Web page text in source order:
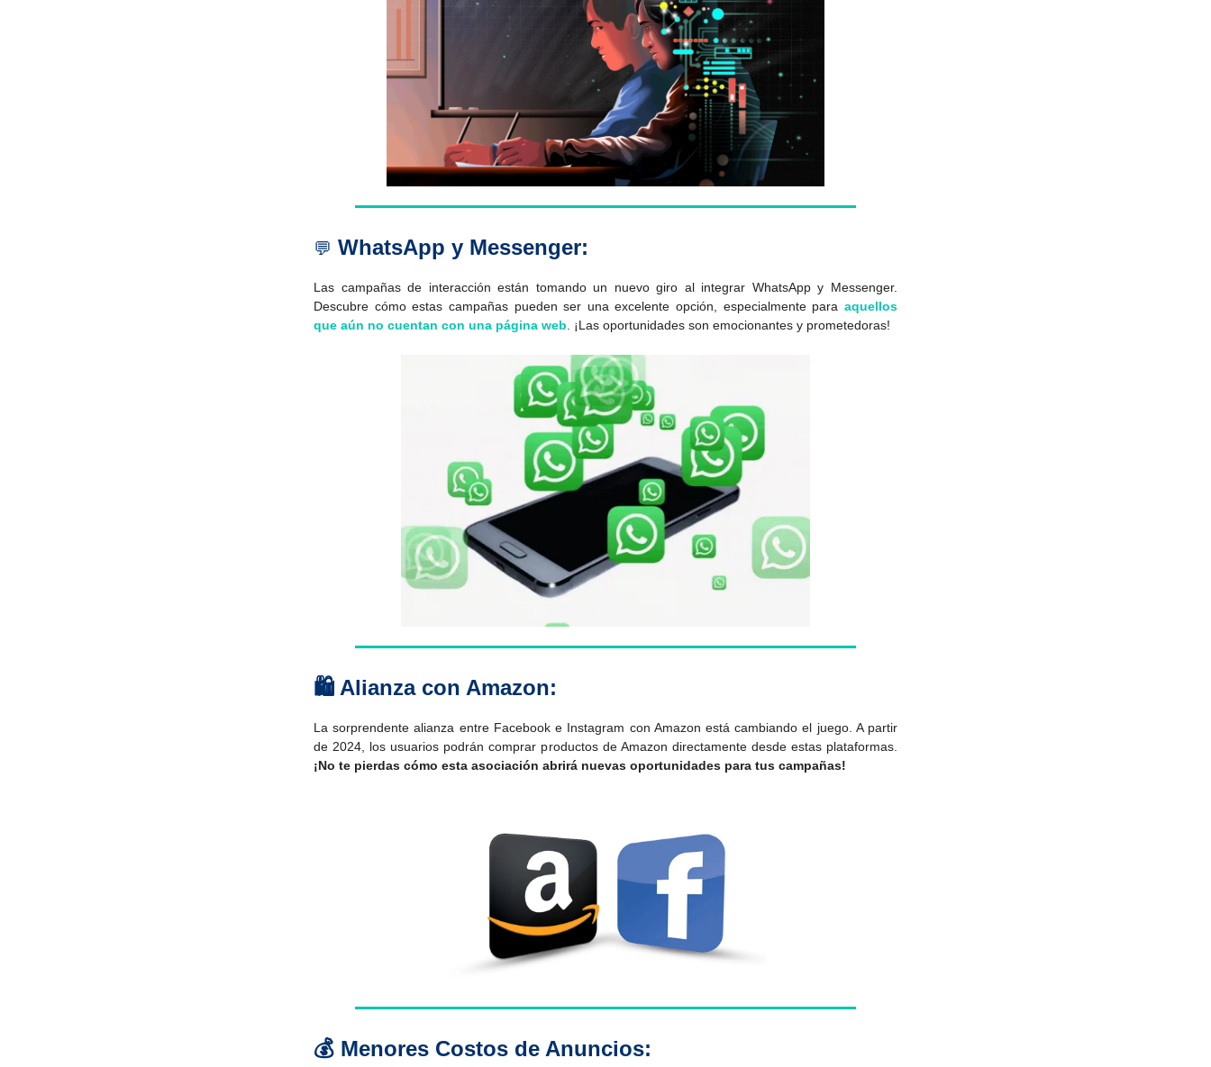
💬 WhatsApp y Messenger:
Las campañas de interacción están tomando un nuevo giro al integrar WhatsApp y Messenger.
Descubre cómo estas campañas pueden ser una excelente opción, especialmente para aquellos
que aún no cuentan con una página web. ¡Las oportunidades son emocionantes y prometedoras!
🛍 Alianza con Amazon:
La sorprendente alianza entre Facebook e Instagram con Amazon está cambiando el juego. A partir
de 2024, los usuarios podrán comprar productos de Amazon directamente desde estas plataformas.
¡No te pierdas cómo esta asociación abrirá nuevas oportunidades para tus campañas!
💰 Menores Costos de Anuncios: